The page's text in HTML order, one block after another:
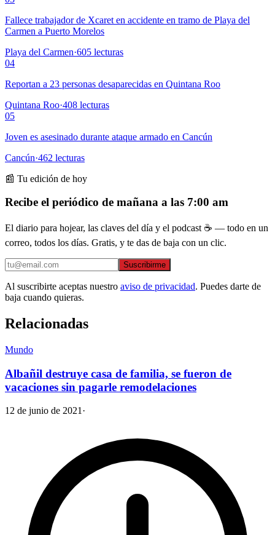
Fallece trabajador de Xcaret en accidente en tramo de Playa del
Carmen a Puerto Morelos
Playa del Carmen·605 lecturas
04
Reportan a 23 personas desaparecidas en Quintana Roo
Quintana Roo·408 lecturas
05
Joven es asesinado durante ataque armado en Cancún
Cancún·462 lecturas
📰 Tu edición de hoy
Recibe el periódico de mañana a las 7:00 am
El diario para hojear, las claves del día y el podcast ☕ — todo en un
correo, todos los días. Gratis, y te das de baja con un clic.
Suscribirme
Al suscribirte aceptas nuestro aviso de privacidad. Puedes darte de
baja cuando quieras.
Relacionadas
Mundo
Albañil destruye casa de familia, se fueron de
vacaciones sin pagarle remodelaciones
12 de junio de 2021 ·